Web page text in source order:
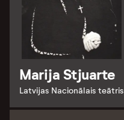
Marija Stjuarte
Latvijas Nacionālais teātris